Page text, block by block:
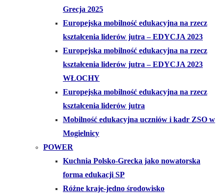
Grecja 2025
Europejska mobilność edukacyjna na rzecz
kształcenia liderów jutra – EDYCJA 2023
Europejska mobilność edukacyjna na rzecz
kształcenia liderów jutra – EDYCJA 2023
WŁOCHY
Europejska mobilność edukacyjna na rzecz
kształcenia liderów jutra
Mobilność edukacyjna uczniów i kadr ZSO w
Mogielnicy
POWER
Kuchnia Polsko-Grecka jako nowatorska
forma edukacji SP
Różne kraje-jedno środowisko